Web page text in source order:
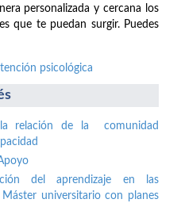
personalizada y cercana los
que te puedan surgir. Puedes
psicológica
relación de la comunidad
del aprendizaje en las
universitario con planes